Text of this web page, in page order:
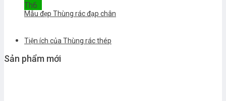
Th6
Mẫu đẹp Thùng rác đạp chân
Tiện ích của Thùng rác thép
Sản phẩm mới